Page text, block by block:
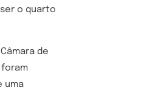
o quarto
de
foram
uma